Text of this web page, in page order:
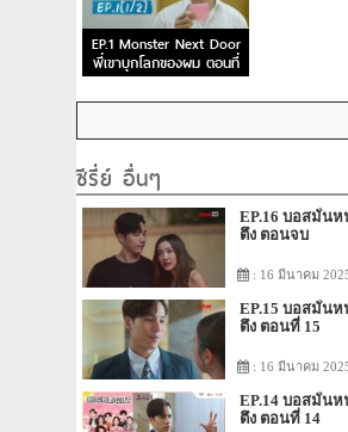
EP.1 Monster Next Door
พี่เขาบุกโลกของผม ตอนที่
1
ซีรี่ย์ อื่นๆ
EP.16 บอสมั่นห
ตึง ตอนจบ
: 16 มีนาคม
EP.15 บอสมั่นห
ตึง ตอนที่ 15
: 16 มีนาคม
EP.14 บอสมั่นห
ตึง ตอนที่ 14